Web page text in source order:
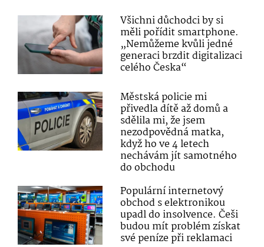
Všichni důchodci by si
měli pořídit smartphone.
„Nemůžeme kvůli jedné
generaci brzdit digitalizaci
celého Česka“
Městská policie mi
přivedla dítě až domů a
sdělila mi, že jsem
nezodpovědná matka,
když ho ve 4 letech
nechávám jít samotného
do obchodu
Populární internetový
obchod s elektronikou
upadl do insolvence. Češi
budou mít problém získat
své peníze při reklamaci